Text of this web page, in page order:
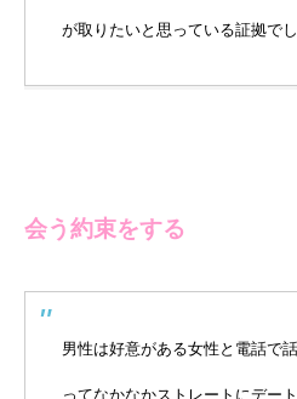
が取りたいと思っている証拠でし
会う約束をする
男性は好意がある女性と電話で
ってなかなかストレートにデー